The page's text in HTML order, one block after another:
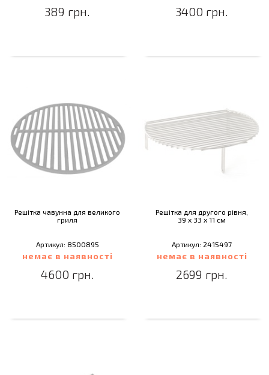
389 грн. 3400 грн.
Решітка чавунна для великого
гриля
Артикул: 8500895
немає в наявності
4600 грн.
Решітка для другого рівня,
39 х 33 х 11 см
Артикул: 2415497
немає в наявності
2699 грн.